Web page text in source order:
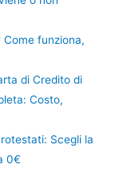
funziona,
di Credito di
Costo,
Scegli la
0€